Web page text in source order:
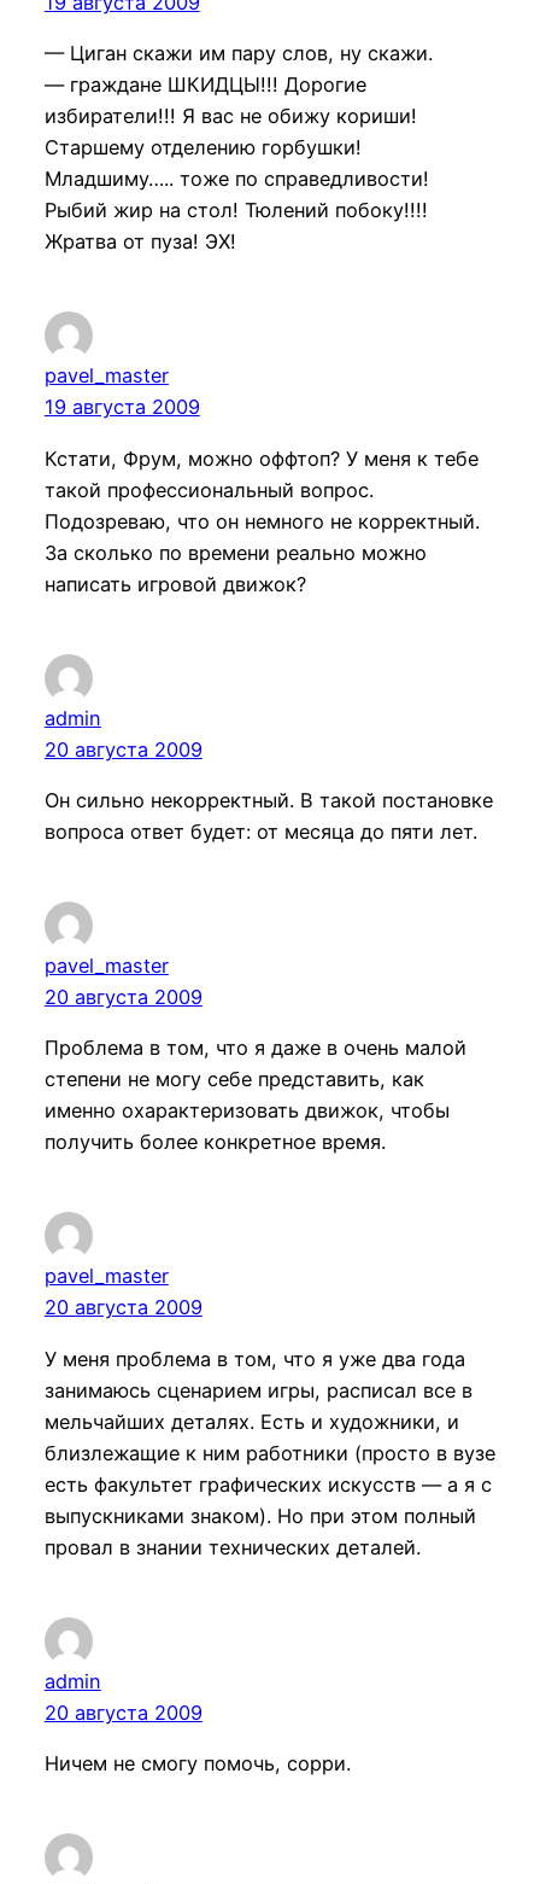
— Циган скажи им пару слов, ну скажи.
— граждане ШКИДЦЫ!!! Дорогие
избиратели!!! Я вас не обижу кориши!
Старшему отделению горбушки!
Младшиму….. тоже по справедливости!
Рыбий жир на стол! Тюлений побоку!!!!
Жратва от пуза! ЭХ!
pavel_master
19 августа 2009
Кстати, Фрум, можно оффтоп? У меня к тебе
такой профессиональный вопрос.
Подозреваю, что он немного не корректный.
За сколько по времени реально можно
написать игровой движок?
admin
20 августа 2009
Он сильно некорректный. В такой постановке
вопроса ответ будет: от месяца до пяти лет.
pavel_master
20 августа 2009
Проблема в том, что я даже в очень малой
степени не могу себе представить, как
именно охарактеризовать движок, чтобы
получить более конкретное время.
pavel_master
20 августа 2009
У меня проблема в том, что я уже два года
занимаюсь сценарием игры, расписал все в
мельчайших деталях. Есть и художники, и
близлежащие к ним работники (просто в вузе
есть факультет графических искусств — а я с
выпускниками знаком). Но при этом полный
провал в знании технических деталей.
admin
20 августа 2009
Ничем не смогу помочь, сорри.